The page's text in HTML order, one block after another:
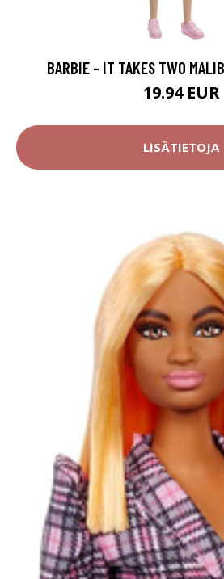
BARBIE - IT TAKES TWO
19.94 EUR
LISÄTIETOJA